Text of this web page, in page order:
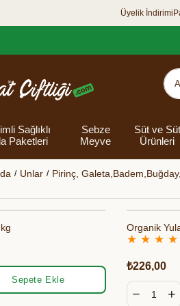
Üyelik İndirimi
Yaz
Sağlıklı
Paketleri
Sebze
Meyve
Süt ve Süt
Ürünleri
Süt
Yağlar
Datça Bademi
Unlar Pirinç,
Sepete Ekle
Organik
★ ★ ★ ★
₺226,00